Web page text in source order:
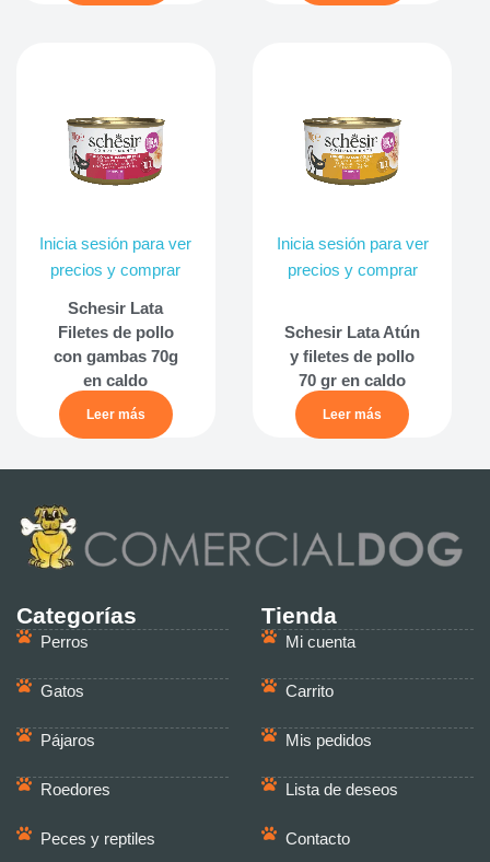
Inicia sesión para ver
precios y comprar
Schesir Lata
Filetes de pollo
con gambas 70g
en caldo
Leer más
Inicia sesión para ver
precios y comprar
Schesir Lata Atún
y filetes de pollo
70 gr en caldo
Leer más
Categorías
Perros
Gatos
Pájaros
Roedores
Peces y reptiles
Tienda
Mi cuenta
Carrito
Mis pedidos
Lista de deseos
Contacto